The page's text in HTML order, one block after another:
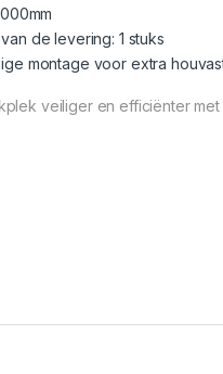
de levering: 1 stuks
montage voor extra
veiliger en efficiënter